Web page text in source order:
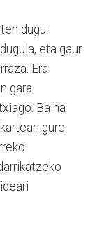
dugu.
eta gaur
Era
gara.
Baina
gure